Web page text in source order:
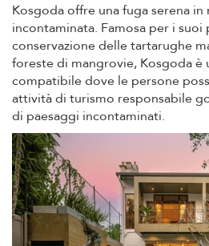
Kosgoda offre una fuga serena in
incontaminata. Famosa per i
conservazione delle tartarughe
foreste di mangrovie, Kosgoda è
compatibile dove le persone
attività di turismo responsabile
di paesaggi incontaminati.